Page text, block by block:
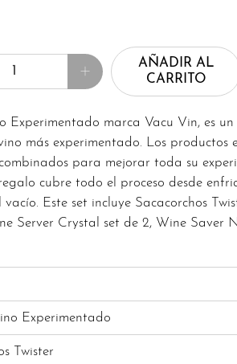
AÑADIR AL
CARRITO
Experimentado marca Vacu Vin, es
más experimentado. Los productos
para mejorar toda su
cubre todo el proceso desde
Este set incluye Sacacorchos
Server Crystal set de 2, Wine Saver
Experimentado
Twister